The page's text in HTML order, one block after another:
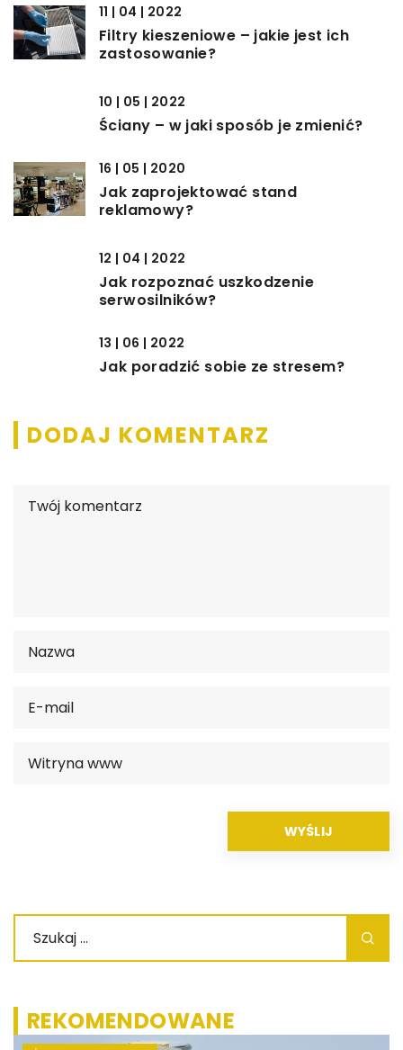
11 | 04 | 2022
Filtry kieszeniowe – jakie jest ich
zastosowanie?
10 | 05 | 2022
Ściany – w jaki sposób je zmienić?
16 | 05 | 2020
Jak zaprojektować stand
reklamowy?
12 | 04 | 2022
Jak rozpoznać uszkodzenie
serwosilników?
13 | 06 | 2022
Jak poradzić sobie ze stresem?
DODAJ KOMENTARZ
REKOMENDOWANE